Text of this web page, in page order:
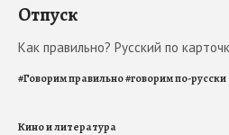
Отпуск
Как правильно? Русский по
#Говорим правильно#говорим по-русски
Кино и литература